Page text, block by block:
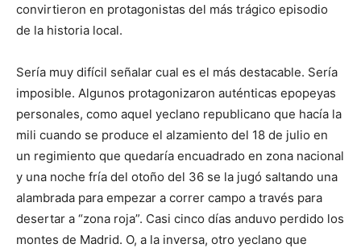
convirtieron en protagonistas del más trágico episodio
de la historia local.
Sería muy difícil señalar cual es el más destacable. Sería
imposible. Algunos protagonizaron auténticas epopeyas
personales, como aquel yeclano republicano que hacía la
mili cuando se produce el alzamiento del 18 de julio en
un regimiento que quedaría encuadrado en zona nacional
y una noche fría del otoño del 36 se la jugó saltando una
alambrada para empezar a correr campo a través para
desertar a “zona roja”. Casi cinco días anduvo perdido los
montes de Madrid. O, a la inversa, otro yeclano que